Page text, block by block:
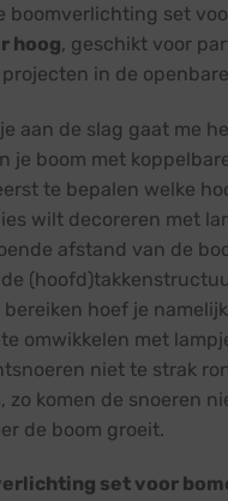
boomverlichting set
hoog, geschikt voor
in de
aan de slag gaat me
je boom met
te bepalen welke
wilt decoreren met
afstand van de
hoef je
omwikkelen met
niet te strak
zo komen de snoeren
de boom groeit.
set voor